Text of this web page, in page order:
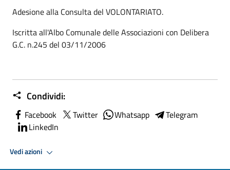
Adesione alla Consulta del VOLONTARIATO.
Iscritta all'Albo Comunale delle Associazioni con Delibera
G.C. n.245 del 03/11/2006
Condividi:
Facebook Twitter Whatsapp
Telegram
LinkedIn
Vedi azioni